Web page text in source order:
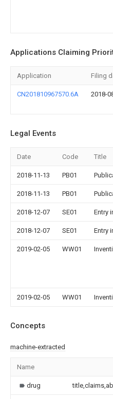
Applications Claiming
Application Filing
CN201810967570.6A 2018-
Legal Events
Date Code Title
2018-11-13 PB01
2018-11-13 PB01
2018-12-07 SE01 Entry
2018-12-07 SE01 Entry
2019-02-05 WW01
2019-02-05 WW01
Concepts
machine-extracted
Name
drug